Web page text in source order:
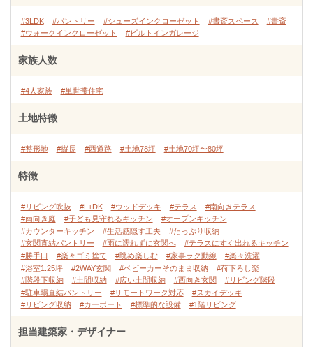
#3LDK #パントリー #シューズインクローゼット #書斎スペース
#書斎
#ウォークインクローゼット
#ビルトインガレージ
家族人数
#4人家族 #単世帯住宅
土地特徴
#整形地 #縦長 #西道路 #土地78坪 #土地70坪〜80坪
特徴
#リビング吹抜 #L+DK #ウッドデッキ #テラス
#南向きテラス
#南向き庭
#子ども見守れるキッチン
#オープンキッチン
#カウンターキッチン
#生活感隠す工夫
#たっぷり収納
#玄関直結パントリー
#雨に濡れずに玄関へ
#テラスにすぐ出れるキッチン
#勝手口
#楽々ゴミ捨て #眺め楽しむ #家事ラク動線
#楽々洗濯
#浴室1.25坪
#2WAY玄関 #ベビーカーそのまま収納
#荷下ろし楽
#階段下収納
#土間収納 #広い土間収納 #西向き玄関
#リビング階段
#駐車場直結パントリー
#リモートワーク対応
#スカイデッキ
#リビング収納
#カーポート #標準的な設備 #1階リビング
担当建築家・デザイナー